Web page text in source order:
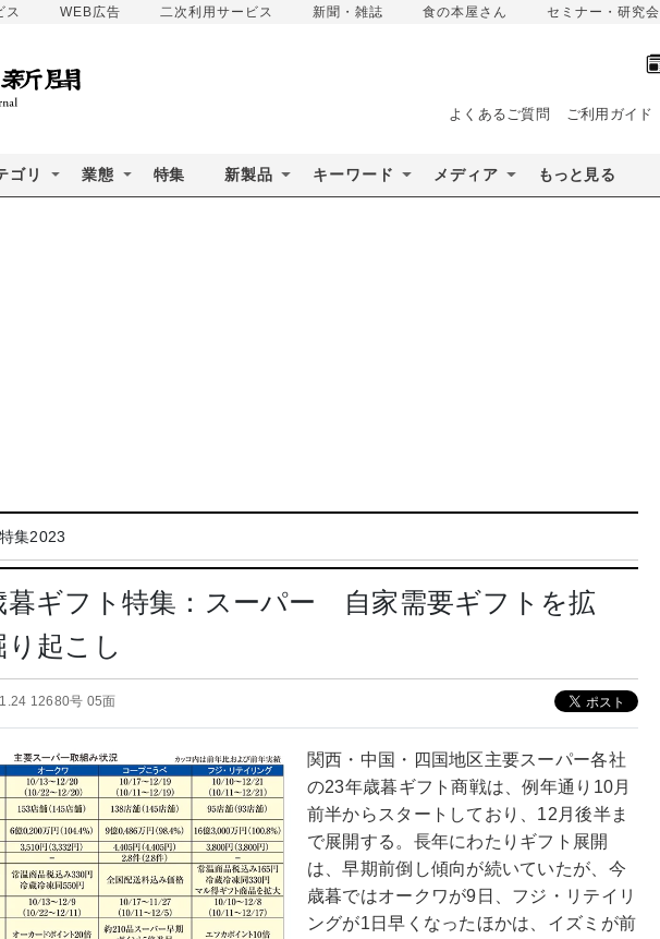
ス WEB広告 二次利用サービス 新聞・雑誌 食の本屋さん セミナー・研究会
よくあるご質問 ご利用ガイド
ゴリ 業態 特集 新製品 キーワード メディア もっと見る
集2023
暮ギフト特集：スーパー 自家需要ギフトを拡
起こし
12680号 05面
関西・中国・四国地区主要スーパー各社
の23年歳暮ギフト商戦は、例年通り10月
前半からスタートしており、12月後半ま
で展開する。長年にわたりギフト展開
は、早期前倒し傾向が続いていたが、今
歳暮ではオークワが9日、フジ・リテイリ
ングが1日早くなったほかは、イズミが前